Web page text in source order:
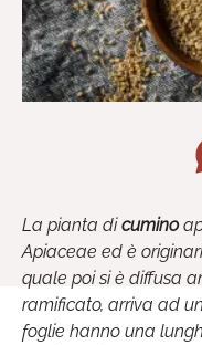
La pianta dicumino
Apiaceae ed è
quale poi si è diffusa
ramificato, arriva ad
foglie hanno una